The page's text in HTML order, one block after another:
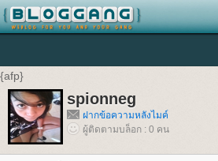
{afp}
spionneg
ฝากข้อความหลังไมค์
ผู้ติดตามบล็อก : 0 คน